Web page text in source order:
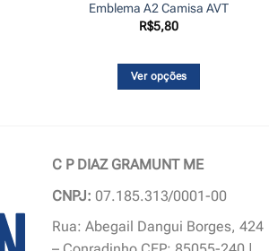
Emblema A2 Camisa AVT
R$5,80
Ver opções
várias
As
opções
podem
C P DIAZ GRAMUNT ME
CNPJ: 07.185.313/0001-00
Rua: Abegail Dangui Borges, 424